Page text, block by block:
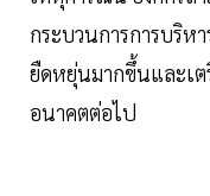
กระบวนการการบริห
ยืดหยุ่นมากขึ้นและเ
อนาคตต่อไป